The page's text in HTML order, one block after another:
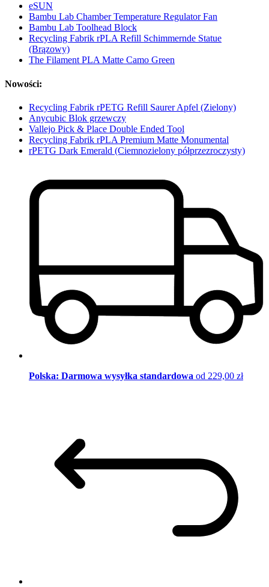
eSUN
Bambu Lab Chamber Temperature Regulator Fan
Bambu Lab Toolhead Block
Recycling Fabrik rPLA Refill Schimmernde Statue
(Brązowy)
The Filament PLA Matte Camo Green
Nowości:
Recycling Fabrik rPETG Refill Saurer Apfel (Zielony)
Anycubic Blok grzewczy
Vallejo Pick & Place Double Ended Tool
Recycling Fabrik rPLA Premium Matte Monumental
rPETG Dark Emerald (Ciemnozielony półprzezroczysty)
Polska: Darmowa wysyłka standardowa od 229,00 zł